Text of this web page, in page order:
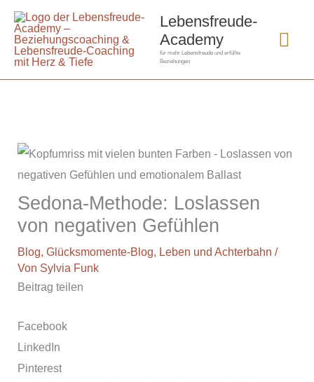
Zum
Inhalt
springen
Lebensfreude-
Academy
für mehr Lebensfreude und erfüllte
Beziehungen
Sedona-Methode: Loslassen
von negativen Gefühlen
Blog,Glücksmomente-Blog, Leben und Achterbahn /
Von Sylvia Funk
Beitrag teilen
Facebook
LinkedIn
Pinterest